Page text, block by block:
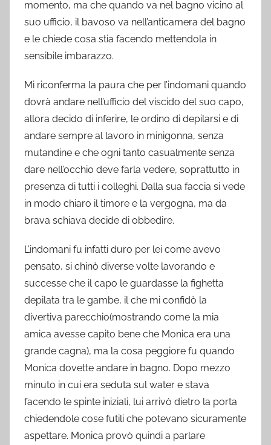
momento, ma che quando va nel bagno vicino al
suo ufficio, il bavoso va nell’anticamera del bagno
e le chiede cosa stia facendo mettendola in
sensibile imbarazzo.
Mi riconferma la paura che per l’indomani quando
dovrà andare nell’ufficio del viscido del suo capo,
allora decido di inferire, le ordino di depilarsi e di
andare sempre al lavoro in minigonna, senza
mutandine e che ogni tanto casualmente senza
dare nell’occhio deve farla vedere, soprattutto in
presenza di tutti i colleghi. Dalla sua faccia si vede
in modo chiaro il timore e la vergogna, ma da
brava schiava decide di obbedire.
L’indomani fu infatti duro per lei come avevo
pensato, si chinò diverse volte lavorando e
successe che il capo le guardasse la fighetta
depilata tra le gambe, il che mi confidò la
divertiva parecchio(mostrando come la mia
amica avesse capito bene che Monica era una
grande cagna), ma la cosa peggiore fu quando
Monica dovette andare in bagno. Dopo mezzo
minuto in cui era seduta sul water e stava
facendo le spinte iniziali, lui arrivò dietro la porta
chiedendole cose futili che potevano sicuramente
aspettare. Monica provò quindi a parlare